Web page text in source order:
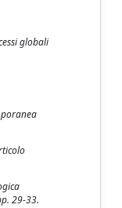
globali
29-33.